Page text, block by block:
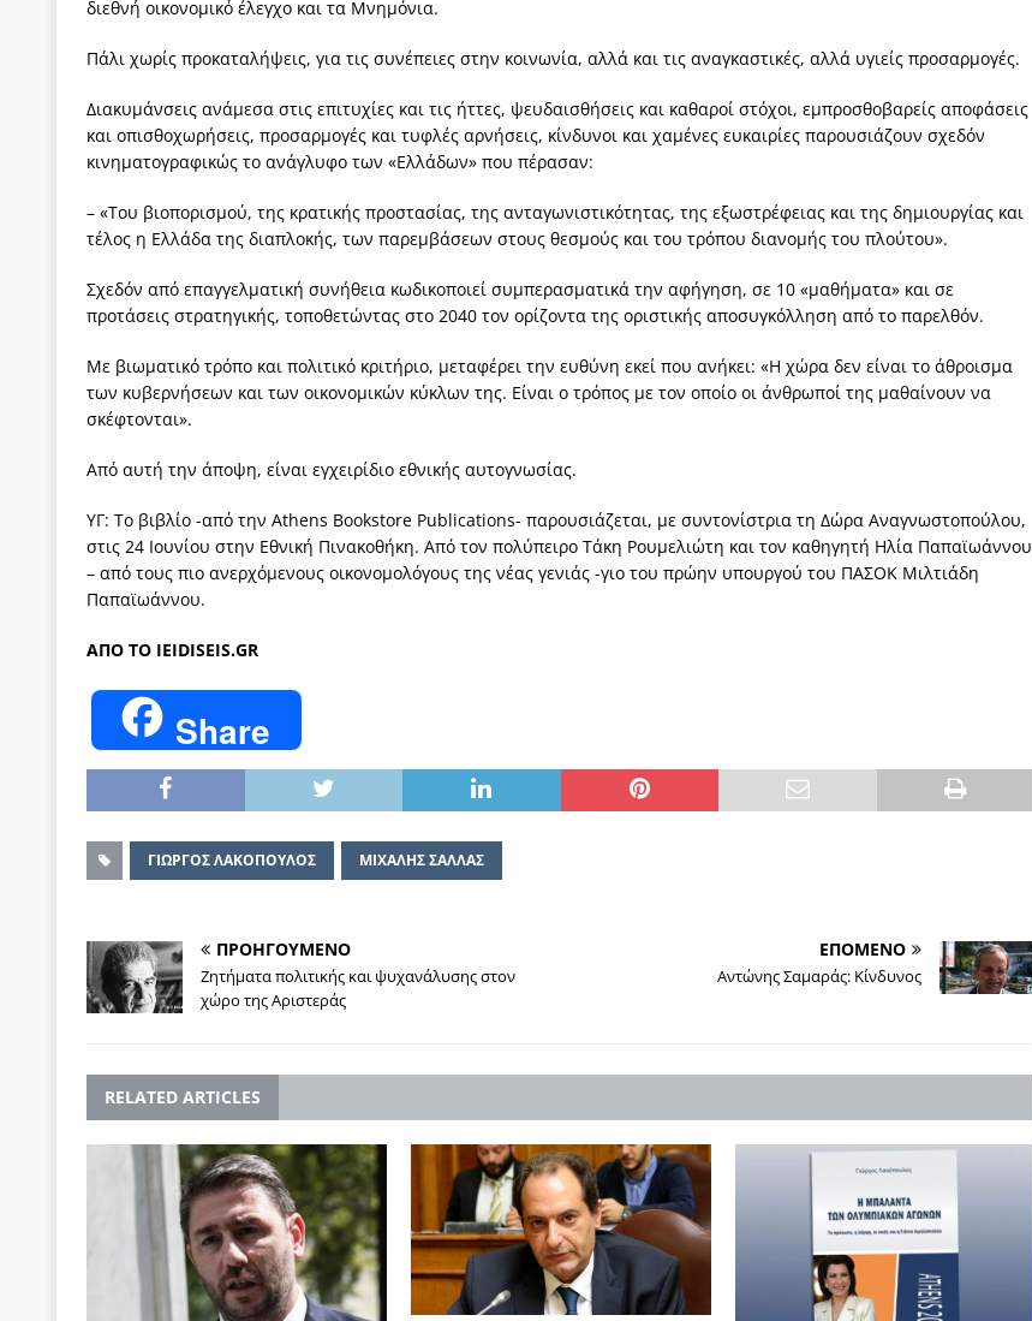
διεθνή οικονομικό έλεγχο και τα Μνημόνια.
Πάλι χωρίς προκαταλήψεις, για τις συνέπειες στην κοινωνία, αλλά και τις αναγκαστικές, αλλά υγιείς προσαρμογές.
Διακυμάνσεις ανάμεσα στις επιτυχίες και τις ήττες, ψευδαισθήσεις και καθαροί στόχοι, εμπροσθοβαρείς αποφάσεις
και οπισθοχωρήσεις, προσαρμογές και τυφλές αρνήσεις, κίνδυνοι και χαμένες ευκαιρίες παρουσιάζουν σχεδόν
κινηματογραφικώς το ανάγλυφο των «Ελλάδων» που πέρασαν:
– «Του βιοπορισμού, της κρατικής προστασίας, της ανταγωνιστικότητας, της εξωστρέφειας και της δημιουργίας και
τέλος η Ελλάδα της διαπλοκής, των παρεμβάσεων στους θεσμούς και του τρόπου διανομής του πλούτου».
Σχεδόν από επαγγελματική συνήθεια κωδικοποιεί συμπερασματικά την αφήγηση, σε 10 «μαθήματα» και σε
προτάσεις στρατηγικής, τοποθετώντας στο 2040 τον ορίζοντα της οριστικής αποσυγκόλληση από το παρελθόν.
Με βιωματικό τρόπο και πολιτικό κριτήριο, μεταφέρει την ευθύνη εκεί που ανήκει: «Η χώρα δεν είναι το άθροισμα
των κυβερνήσεων και των οικονομικών κύκλων της. Είναι ο τρόπος με τον οποίο οι άνθρωποί της μαθαίνουν να
σκέφτονται».
Από αυτή την άποψη, είναι εγχειρίδιο εθνικής αυτογνωσίας.
ΥΓ: Το βιβλίο -από την Athens Bookstore Publications- παρουσιάζεται, με συντονίστρια τη Δώρα Αναγνωστοπούλου,
στις 24 Ιουνίου στην Εθνική Πινακοθήκη. Από τον πολύπειρο Τάκη Ρουμελιώτη και τον καθηγητή Ηλία Παπαϊωάννου
– από τους πιο ανερχόμενους οικονομολόγους της νέας γενιάς -γιο του πρώην υπουργού του ΠΑΣΟΚ Μιλτιάδη
Παπαϊωάννου.
ΑΠΟ ΤΟ IEIDISEIS.GR
Share
ΓΙΩΡΓΟΣ ΛΑΚΟΠΟΥΛΟΣ ΜΙΧΑΛΗΣ ΣΑΛΛΑΣ
ΠΡΟΗΓΟΥΜΕΝΟ
Ζητήματα πολιτικής και ψυχανάλυσης στον
χώρο της Αριστεράς
ΕΠΟΜΕΝΟ
Αντώνης Σαμαράς: Κίνδυνος
RELATED ARTICLES